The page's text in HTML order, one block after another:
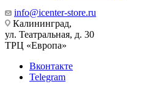
info@icenter-store.ru
Калининград,
ул. Театральная, д. 30
ТРЦ «Европа»
Вконтакте
Telegram